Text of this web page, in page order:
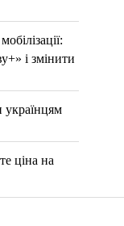
і змінити
українцям
ціна на